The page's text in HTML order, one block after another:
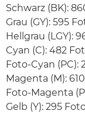
Schwarz (BK):
Grau (GY): 595
Hellgrau (LGY):
Cyan (C): 482
Foto-Cyan (PC):
Magenta (M):
Foto-Magenta
Gelb (Y): 295